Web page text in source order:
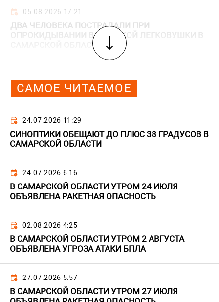
05.08.2026 17:21
ДВА ЧЕЛОВЕКА ПОСТРАДАЛИ ПРИ
ОПРОКИДЫВАНИИ ВАЗОВСКОЙ ЛЕГКОВУШКИ В
САМАРСКОЙ ОБЛАСТИ
САМОЕ ЧИТАЕМОЕ
24.07.2026 11:29
СИНОПТИКИ ОБЕЩАЮТ ДО ПЛЮС 38 ГРАДУСОВ В
САМАРСКОЙ ОБЛАСТИ
24.07.2026 6:16
В САМАРСКОЙ ОБЛАСТИ УТРОМ 24 ИЮЛЯ
ОБЪЯВЛЕНА РАКЕТНАЯ ОПАСНОСТЬ
02.08.2026 4:25
В САМАРСКОЙ ОБЛАСТИ УТРОМ 2 АВГУСТА
ОБЪЯВЛЕНА УГРОЗА АТАКИ БПЛА
27.07.2026 5:57
В САМАРСКОЙ ОБЛАСТИ УТРОМ 27 ИЮЛЯ